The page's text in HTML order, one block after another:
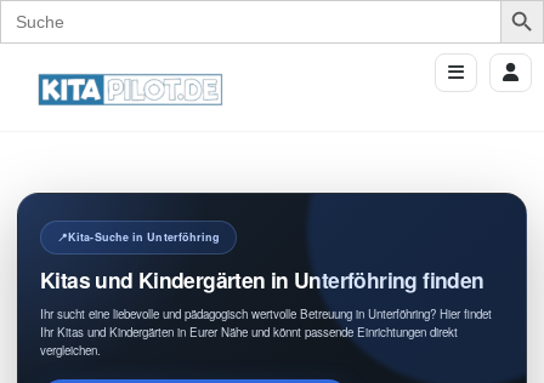
Search
for:
Kita-Suche in Unterföhring
Kitas und Kindergärten in Unterföhring finden
Ihr sucht eine liebevolle und pädagogisch wertvolle Betreuung in Unterföhring? Hier findet
Ihr Kitas und Kindergärten in Eurer Nähe und könnt passende Einrichtungen direkt
vergleichen.